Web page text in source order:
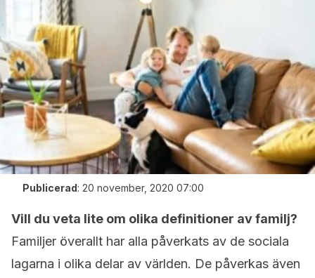
Publicerad: 20 november, 2020 07:00
Vill du veta lite om olika definitioner av familj?
Familjer överallt har alla påverkats av de sociala
lagarna i olika delar av världen. De påverkas även